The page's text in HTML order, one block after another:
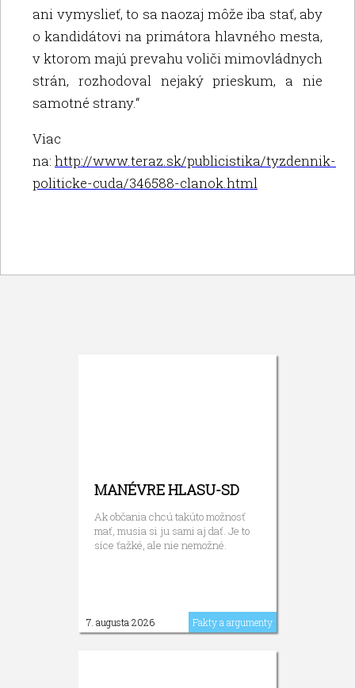
ani vymyslieť, to sa naozaj môže iba stať, aby
o kandidátovi na primátora hlavného mesta,
v ktorom majú prevahu voliči mimovládnych
strán, rozhodoval nejaký prieskum, a nie
samotné strany.“
Viac
na: http://www.teraz.sk/publicistika/tyzdennik-
politicke-cuda/346588-clanok.html
MANÉVRE HLASU-SD
Ak občania chcú takúto možnosť
mať, musia si ju sami aj dať. Je to
síce ťažké, ale nie nemožné.
7. augusta 2026 Fakty a argumenty